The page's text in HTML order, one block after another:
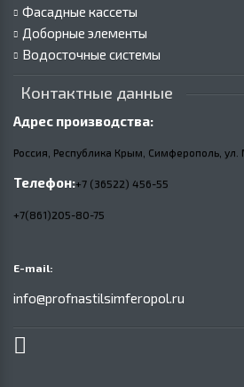
Фасадные кассеты
Доборные элементы
Водосточные системы
Контактные данные
Адрес производства:
Россия, Республика Крым, Симферополь,
Телефон:+7 (36522) 456-55
+7(861)205-80-75
E-mail:
info@profnastilsimferopol.ru